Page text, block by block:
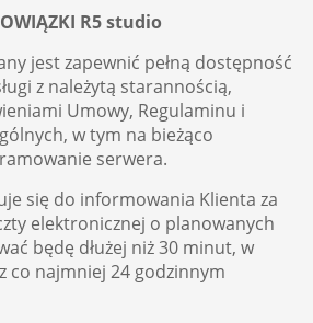
R5 studio
jest zapewnić pełną dostępność
z należytą starannością,
Umowy, Regulaminu i
w tym na bieżąco
serwera.
się do informowania Klienta za
elektronicznej o planowanych
będę dłużej niż 30 minut, w
co najmniej 24 godzinnym